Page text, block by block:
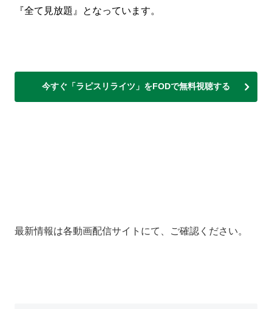
『全て見放題』となっています。
今すぐ「ラピスリライツ」をFODで無料視聴する
最新情報は各動画配信サイトにて、ご確認ください。